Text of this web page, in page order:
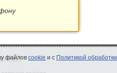
ответ
файлов cookie и с Политикой обработки